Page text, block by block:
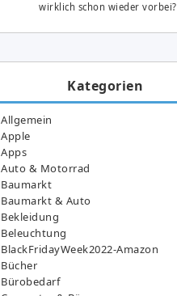
wirklich schon wieder vorbei?
Kategorien
Allgemein
Apple
Apps
Auto & Motorrad
Baumarkt
Baumarkt & Auto
Bekleidung
Beleuchtung
BlackFridayWeek2022-Amazon
Bücher
Bürobedarf